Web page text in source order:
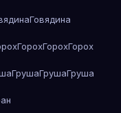
Говядина
ГорохГорохГорох
ГрушаГрушаГруша